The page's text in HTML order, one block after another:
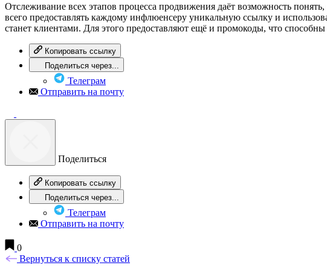
Отслеживание всех этапов процесса продвижения даёт возможность
всего предоставлять каждому инфлюенсеру уникальную ссылку и
станет клиентами. Для этого предоставляют ещё и промокоды, что
Копировать ссылку
Поделиться через...
Телеграм
Отправить на почту
Поделиться
Копировать ссылку
Поделиться через...
Телеграм
Отправить на почту
0
Вернуться к списку статей